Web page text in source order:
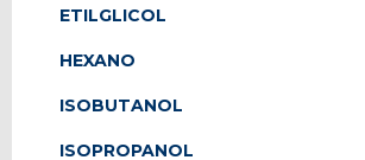
ETILGLICOL
HEXANO
ISOBUTANOL
ISOPROPANOL